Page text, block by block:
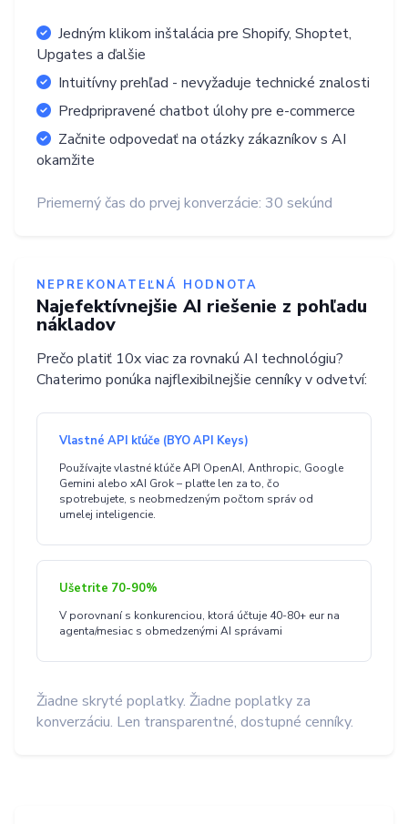
Jedným klikom inštalácia pre Shopify, Shoptet,
Upgates a ďalšie
Intuitívny prehľad - nevyžaduje technické znalosti
Predpripravené chatbot úlohy pre e-commerce
Začnite odpovedať na otázky zákazníkov s AI
okamžite
Priemerný čas do prvej konverzácie: 30 sekúnd
NEPREKONATEĽNÁ HODNOTA
Najefektívnejšie AI riešenie z pohľadu
nákladov
Prečo platiť 10x viac za rovnakú AI technológiu?
Chaterimo ponúka najflexibilnejšie cenníky v odvetví:
Vlastné API kľúče (BYO API Keys)
Používajte vlastné kľúče API OpenAI, Anthropic, Google
Gemini alebo xAI Grok – plaťte len za to, čo
spotrebujete, s neobmedzeným počtom správ od
umelej inteligencie.
Ušetrite 70-90%
V porovnaní s konkurenciou, ktorá účtuje 40-80+ eur na
agenta/mesiac s obmedzenými AI správami
Žiadne skryté poplatky. Žiadne poplatky za
konverzáciu. Len transparentné, dostupné cenníky.